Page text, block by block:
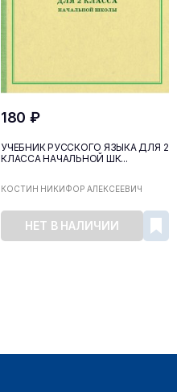
180 ₽
УЧЕБНИК РУССКОГО ЯЗЫКА ДЛЯ 2
КЛАССА НАЧАЛЬНОЙ ШК...
КОСТИН НИКИФОР АЛЕКСЕЕВИЧ
НЕТ В НАЛИЧИИ